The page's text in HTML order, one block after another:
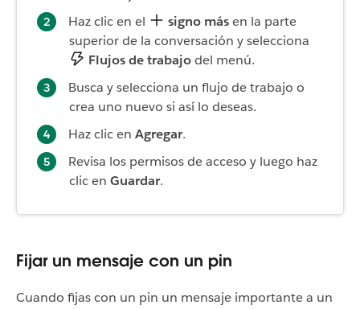
Haz clic en el
signo másen la parte
superior de la conversación y selecciona
Flujos de trabajodel menú.
Busca y selecciona un flujo de trabajo o
crea uno nuevo si así lo deseas.
Haz clic en Agregar.
Revisa los permisos de acceso y luego haz
clic en Guardar.
Fijar un mensaje con un pin
Cuando fijas con un pin un mensaje importante a un